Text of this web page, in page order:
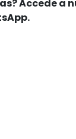
Accede a